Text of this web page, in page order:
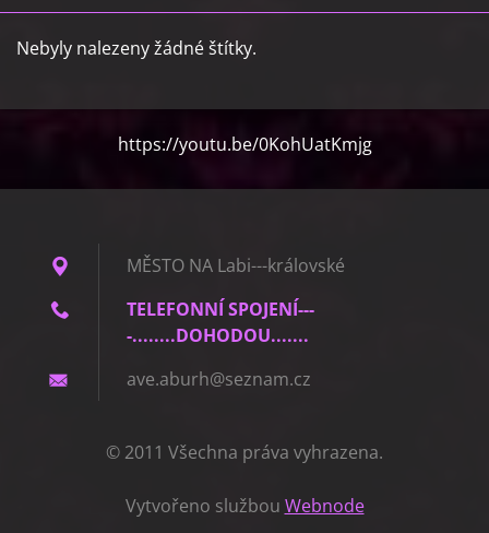
Nebyly nalezeny žádné štítky.
https://youtu.be/0KohUatKmjg
MĚSTO NA Labi---královské
TELEFONNÍ SPOJENÍ---
-........DOHODOU.......
ave.aburh@seznam.cz
© 2011 Všechna práva vyhrazena.
Vytvořeno službou Webnode